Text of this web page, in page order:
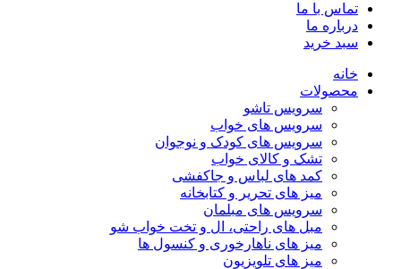
تماس با ما
درباره ما
سبد خرید
خانه
محصولات
سرویس تاشو
سرویس های خواب
سرویس های کودک و نوجوان
تشک و کالای خواب
کمد های لباس و جاکفشی
میز های تحریر و کتابخانه
سرویس های مبلمان
مبل های راحتی، ال و تخت خواب شو
میز های ناهارخوری و کنسول ها
میز های تلویزیون